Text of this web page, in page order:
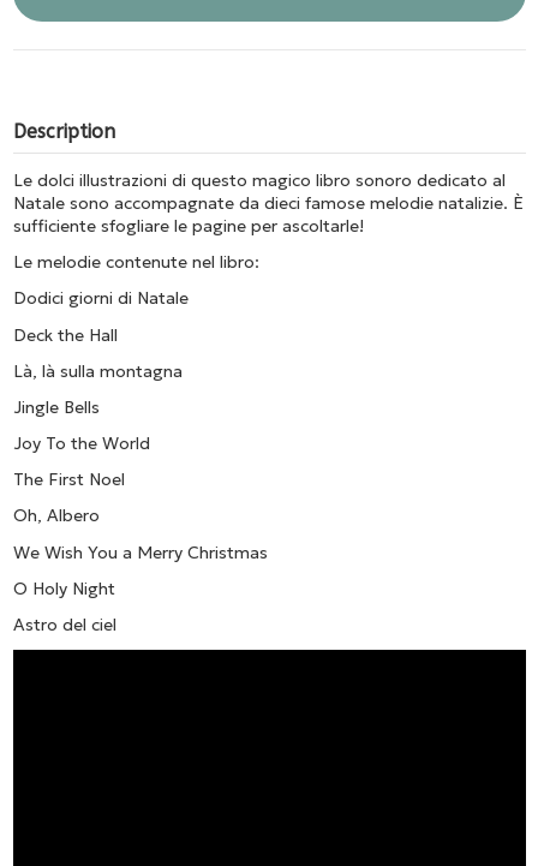
Description
Le dolci illustrazioni di questo magico libro sonoro dedicato al
Natale sono accompagnate da dieci famose melodie natalizie. È
sufficiente sfogliare le pagine per ascoltarle!
Le melodie contenute nel libro:
Dodici giorni di Natale
Deck the Hall
Là, là sulla montagna
Jingle Bells
Joy To the World
The First Noel
Oh, Albero
We Wish You a Merry Christmas
O Holy Night
Astro del ciel